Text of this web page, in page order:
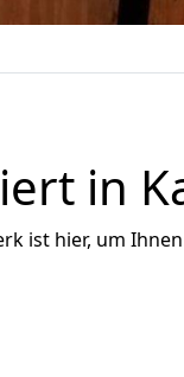
in
ist hier, um